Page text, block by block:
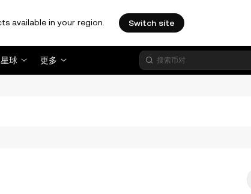
available in your region. Switch site
星球 更多